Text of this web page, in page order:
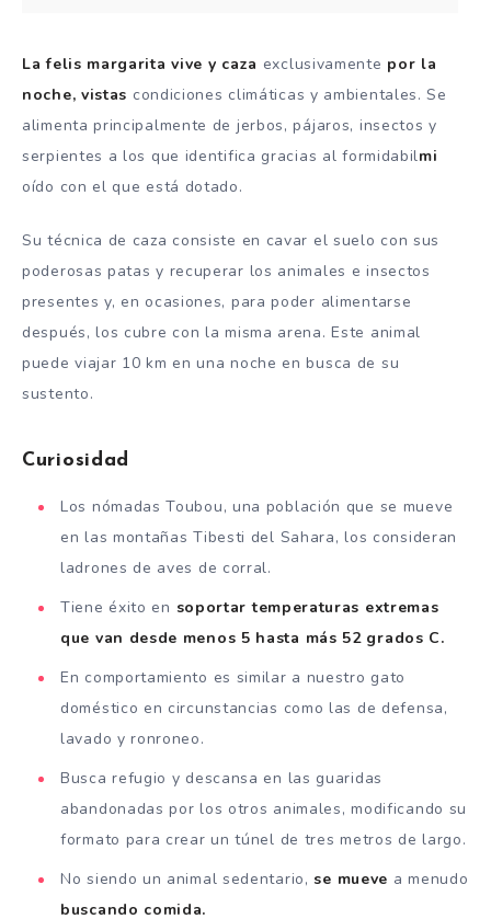
La felis margarita vive y caza exclusivamente por la
noche, vistas condiciones climáticas y ambientales. Se
alimenta principalmente de jerbos, pájaros, insectos y
serpientes a los que identifica gracias al formidabilmi
oído con el que está dotado.
Su técnica de caza consiste en cavar el suelo con sus
poderosas patas y recuperar los animales e insectos
presentes y, en ocasiones, para poder alimentarse
después, los cubre con la misma arena. Este animal
puede viajar 10 km en una noche en busca de su
sustento.
Curiosidad
Los nómadas Toubou, una población que se mueve
en las montañas Tibesti del Sahara, los consideran
ladrones de aves de corral.
Tiene éxito en soportar temperaturas extremas
que van desde menos 5 hasta más 52 grados C.
En comportamiento es similar a nuestro gato
doméstico en circunstancias como las de defensa,
lavado y ronroneo.
Busca refugio y descansa en las guaridas
abandonadas por los otros animales, modificando su
formato para crear un túnel de tres metros de largo.
No siendo un animal sedentario, se mueve a menudo
buscando comida.